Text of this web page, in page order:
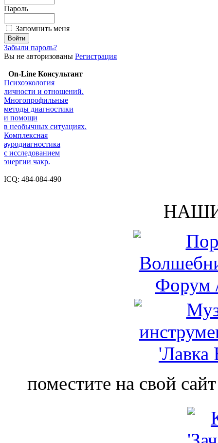
Пароль
Запомнить меня
Забыли пароль?
Вы не авторизованы Регистрация
On-Line Консультант
Психоэкология
личности и отношений.
Многопрофильные
методы диагностики
и помощи
в необычных ситуациях.
Комплексная
ауродиагностика
с исследованием
энергии чакр.
ICQ: 484-084-490
поместите на свой